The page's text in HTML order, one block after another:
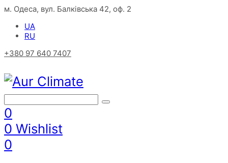
м. Одеса, вул. Балківська 42, оф. 2
UA
RU
+380 97 640 7407
0
0 Wishlist
0